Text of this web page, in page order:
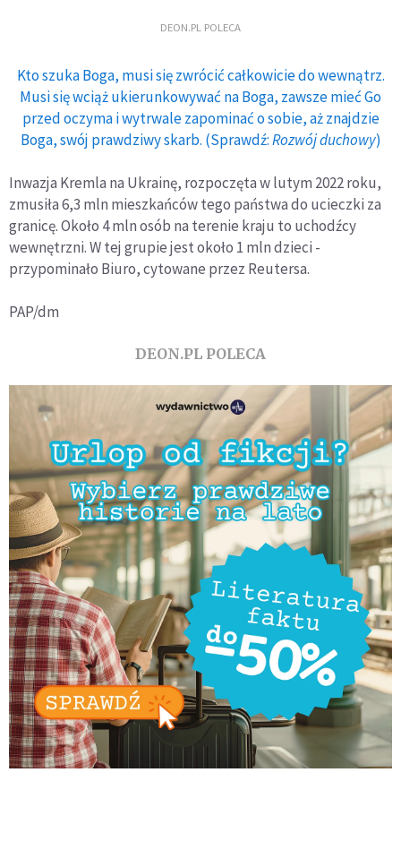
DEON.PL POLECA
Kto szuka Boga, musi się zwrócić całkowicie do wewnątrz.
Musi się wciąż ukierunkowywać na Boga, zawsze mieć Go
przed oczyma i wytrwale zapominać o sobie, aż znajdzie
Boga, swój prawdziwy skarb. (Sprawdź:Rozwój duchowy)
Inwazja Kremla na Ukrainę, rozpoczęta w lutym 2022 roku,
zmusiła 6,3 mln mieszkańców tego państwa do ucieczki za
granicę. Około 4 mln osób na terenie kraju to uchodźcy
wewnętrzni. W tej grupie jest około 1 mln dzieci -
przypominało Biuro, cytowane przez Reutersa.
PAP/dm
DEON.PL POLECA